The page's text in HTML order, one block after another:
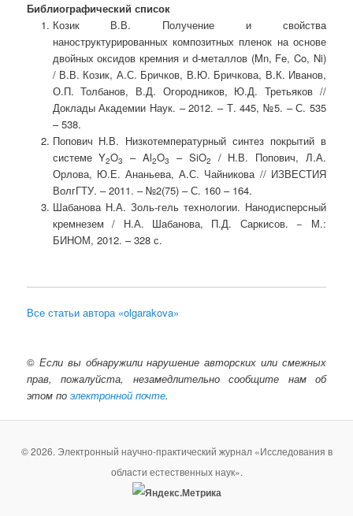
Библиографический список
Козик В.В. Получение и свойства
наноструктурированных композитных пленок на основе
двойных оксидов кремния и d-металлов (Mn, Fe, Co, Ni)
/ В.В. Козик, А.С. Бричков, В.Ю. Бричкова, В.К. Иванов,
О.П. Толбанов, В.Д. Огородников, Ю.Д. Третьяков //
Доклады Академии Наук. – 2012. – Т. 445, №5. – С. 535
– 538.
Попович Н.В. Низкотемпературный синтез покрытий в
системе Y2O3 – Al2O3 – SiO2
/ Н.В. Попович, Л.А.
Орлова, Ю.Е. Ананьева, А.С. Чайникова // ИЗВЕСТИЯ
ВолгГТУ. – 2011. – №2(75) – С. 160 – 164.
Шабанова Н.А. Золь-гель технологии. Нанодисперсный
кремнезем / Н.А. Шабанова, П.Д. Саркисов. − М.:
БИНОМ, 2012. – 328 с.
Все статьи автора «olgarakova»
© Если вы обнаружили нарушение авторских или смежных
прав, пожалуйста, незамедлительно сообщите нам об
этом поэлектронной почте.
© 2026. Электронный научно-практический журнал «Исследования в
области естественных наук».